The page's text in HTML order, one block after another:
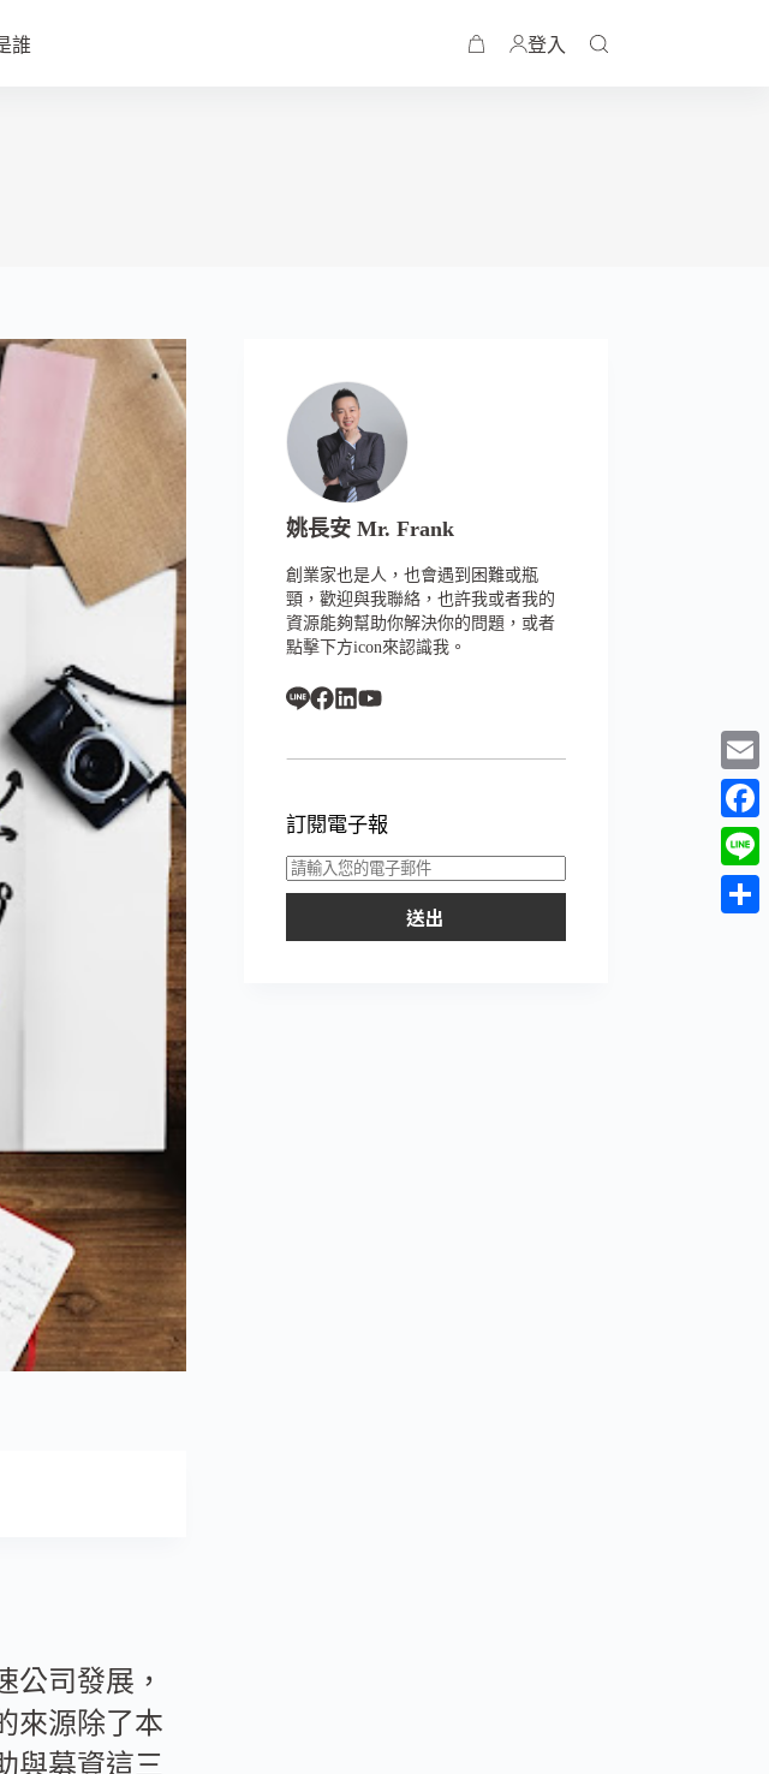
誰 登入
公司發展，
來源除了本
與募資這三
姚長安 Mr. Frank
創業家也是人，也會遇到困難或瓶
頸，歡迎與我聯絡，也許我或者我的
資源能夠幫助你解決你的問題，或者
點擊下方icon來認識我。
訂閱電子報
送出
E
m
a
F
a
c
L